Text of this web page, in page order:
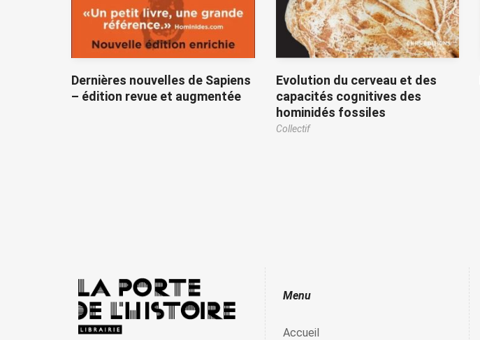
Dernières nouvelles de Sapiens
– édition revue et augmentée
Evolution du cerveau et des
capacités cognitives des
hominidés fossiles
Collectif
Menu
Accueil